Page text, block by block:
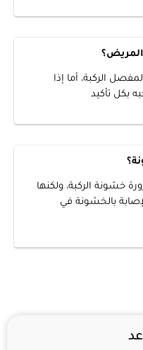
الركبة، أما إذا
بكل تأكيد
خشونة الركبة، ولكنها
بالخشونة في